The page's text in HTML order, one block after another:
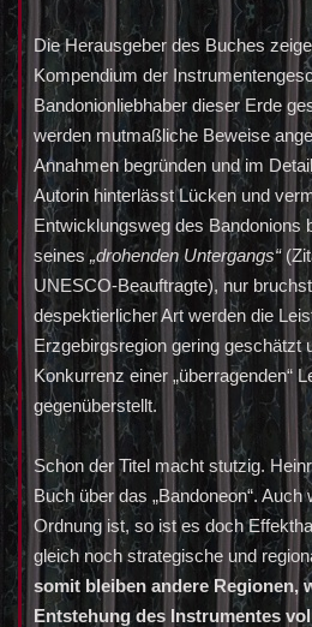
Die Herausgeber des Buches
Kompendium der
Bandonionliebhaber dieser Erde
werden mutmaßliche Beweise
Annahmen begründen und im
Autorin hinterlässt Lücken und
Entwicklungsweg des Bandonions
seines„drohenden Untergangs“
UNESCO-Beauftragte), nur
despektierlicher Art werden die
Erzgebirgsregion gering geschätzt
Konkurrenz einer „überragenden“
gegenüberstellt.
Schon der Titel macht stutzig.
Buch über das „Bandoneon“. Auch
Ordnung ist, so ist es doch
gleich noch strategische und
somit bleiben andere Regionen,
Entstehung des Instrumentes